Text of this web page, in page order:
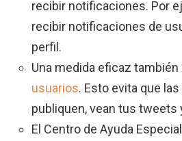
recibir notificaciones. Por
recibir notificaciones de
perfil.
Una medida eficaz también
usuarios. Esto evita que
publiquen, vean tus tweets
El Centro de Ayuda